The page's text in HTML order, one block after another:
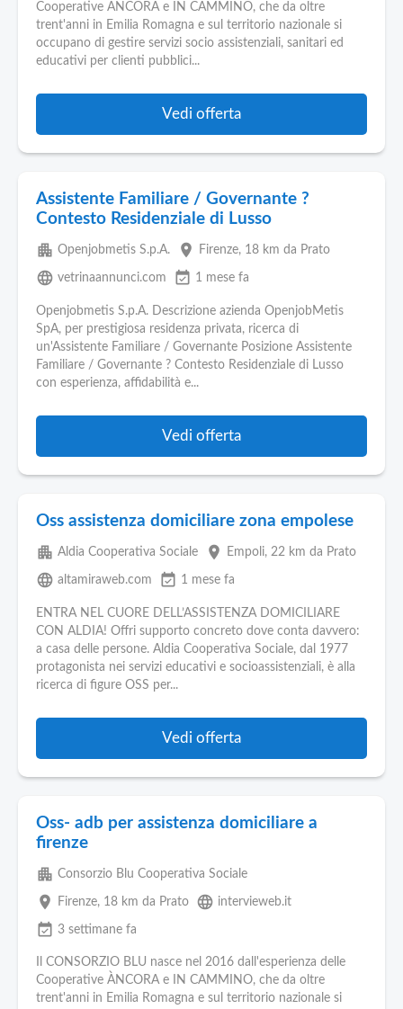
Cooperative ÀNCORA e IN CAMMINO, che da oltre
trent'anni in Emilia Romagna e sul territorio nazionale si
occupano di gestire servizi socio assistenziali, sanitari ed
educativi per clienti pubblici...
Vedi offerta
Assistente Familiare / Governante ?
Contesto Residenziale di Lusso
apartment Openjobmetis S.p.A. place Firenze, 18 km da Prato
language vetrinaannunci.com event_available 1 mese fa
Openjobmetis S.p.A. Descrizione azienda OpenjobMetis
SpA, per prestigiosa residenza privata, ricerca di
un'Assistente Familiare / Governante Posizione Assistente
Familiare / Governante ? Contesto Residenziale di Lusso
con esperienza, affidabilità e...
Vedi offerta
Oss assistenza domiciliare zona empolese
apartment Aldia Cooperativa Sociale place Empoli, 22 km da Prato
language altamiraweb.com event_available 1 mese fa
ENTRA NEL CUORE DELL’ASSISTENZA DOMICILIARE
CON ALDIA! Offri supporto concreto dove conta davvero:
a casa delle persone. Aldia Cooperativa Sociale, dal 1977
protagonista nei servizi educativi e socioassistenziali, è alla
ricerca di figure OSS per...
Vedi offerta
Oss- adb per assistenza domiciliare a
firenze
apartment Consorzio Blu Cooperativa Sociale
place Firenze, 18 km da Prato language intervieweb.it
event_available 3 settimane fa
Il CONSORZIO BLU nasce nel 2016 dall'esperienza delle
Cooperative ÀNCORA e IN CAMMINO, che da oltre
trent'anni in Emilia Romagna e sul territorio nazionale si